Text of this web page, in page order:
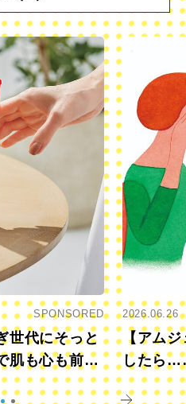
SPONSORED
世代にそっと
肌も心も前向
2026.06.26
【アムジ
したら
すか？